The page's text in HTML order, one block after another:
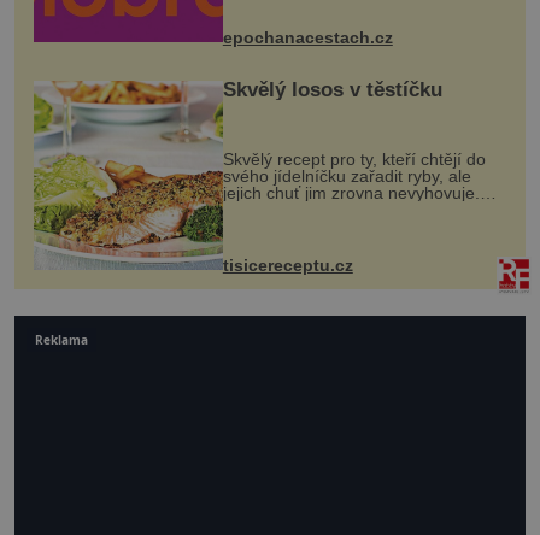
mohou těšit na víno, burčák, pes...
epochanacestach.cz
Skvělý losos v těstíčku
Skvělý recept pro ty, kteří chtějí do
svého jídelníčku zařadit ryby, ale
jejich chuť jim zrovna nevyhovuje.
Losos je samozřejmě taky ryba, ale v
tomto případě si na to nikdo ani
nevzpomene. Ingredienc...
tisicereceptu.cz
Reklama